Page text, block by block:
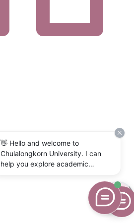
👋 Hello and welcome to
Chulalongkorn University. I can
help you explore academic